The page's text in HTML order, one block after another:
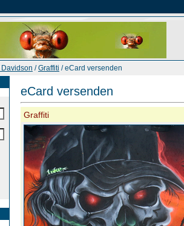
Davidson /Graffiti / eCard versenden
eCard versenden
Graffiti